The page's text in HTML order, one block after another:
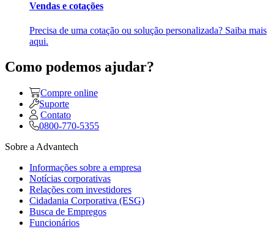
Vendas e cotações
Precisa de uma cotação ou solução personalizada? Saiba mais
aqui.
Como podemos ajudar?
Compre online
Suporte
Contato
0800-770-5355
Sobre a Advantech
Informações sobre a empresa
Notícias corporativas
Relações com investidores
Cidadania Corporativa (ESG)
Busca de Empregos
Funcionários